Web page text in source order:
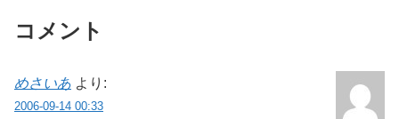
コメント
めさいあ より:
2006-09-14 00:33